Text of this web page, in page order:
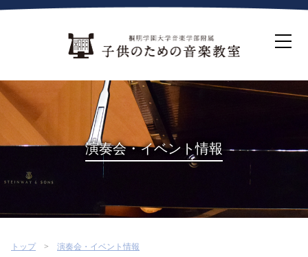
ホーム
生徒募集について
教室案内
コース紹介
概要・沿革
桐朋を選ぶ理由
インタビュー・コラム
よくある質問
演奏会・イベント情報
トップ
演奏会・イベント情報